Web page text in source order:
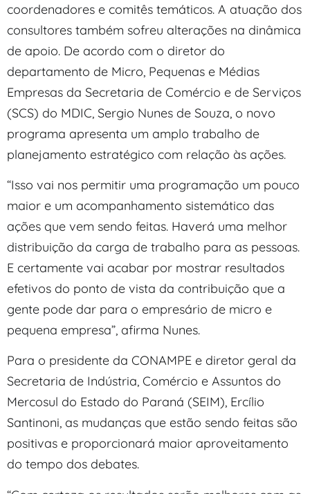
coordenadores e comitês temáticos. A atuação dos
consultores também sofreu alterações na dinâmica
de apoio. De acordo com o diretor do
departamento de Micro, Pequenas e Médias
Empresas da Secretaria de Comércio e de Serviços
(SCS) do MDIC, Sergio Nunes de Souza, o novo
programa apresenta um amplo trabalho de
planejamento estratégico com relação às ações.
“Isso vai nos permitir uma programação um pouco
maior e um acompanhamento sistemático das
ações que vem sendo feitas. Haverá uma melhor
distribuição da carga de trabalho para as pessoas.
E certamente vai acabar por mostrar resultados
efetivos do ponto de vista da contribuição que a
gente pode dar para o empresário de micro e
pequena empresa”, afirma Nunes.
Para o presidente da CONAMPE e diretor geral da
Secretaria de Indústria, Comércio e Assuntos do
Mercosul do Estado do Paraná (SEIM), Ercílio
Santinoni, as mudanças que estão sendo feitas são
positivas e proporcionará maior aproveitamento
do tempo dos debates.